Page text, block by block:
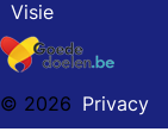
Visie
© 2026 Privacy